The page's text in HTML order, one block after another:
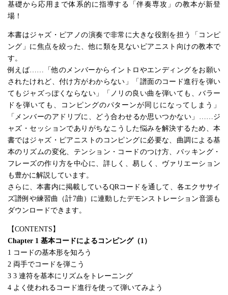
基礎から応用まで体系的に指導する「伴奏専攻」の教本が新登
場！
本書はジャズ・ピアノの演奏で非常に大きな役割を担う「コンピ
ング」に焦点を絞った、他に類を見ないピアニスト向けの教本で
す。
例えば……「他のメンバーからイントロやエンディングをお願い
されたけれど、付け方がわからない」「譜面のコード進行を弾い
てもジャズっぽくならない」「ノリの良い曲を弾いても、バラー
ドを弾いても、コンピングのパターンが同じになってしまう」
「メンバーのアドリブに、どう合わせるか思いつかない」……ジ
ャズ・セッションでありがちなこうした悩みを解決するため、本
書ではジャズ・ピアニストのコンピングに必要な、曲調による基
本のリズムの変化、テンション・コードのつけ方、バッキング・
フレーズの作り方を中心に、詳しく、易しく、ヴァリエーション
も豊かに解説しています。
さらに、本書内に掲載しているQRコードを通して、各エクササイ
ズ譜例や練習曲（計7曲）に連動したデモンストレーション音源も
ダウンロードできます。
【CONTENTS】
Chapter 1 基本コードによるコンピング（1）
1 コードの基本形を知ろう
2 両手でコードを弾こう
3 3 連符を基本にリズムをトレーニング
4 よく使われるコード進行を使って弾いてみよう